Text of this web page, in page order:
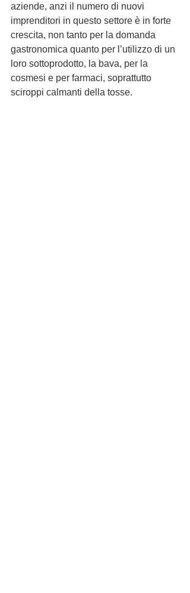
aziende, anzi il numero di nuovi
imprenditori in questo settore è in forte
crescita, non tanto per la domanda
gastronomica quanto per l’utilizzo di un
loro sottoprodotto, la bava, per la
cosmesi e per farmaci, soprattutto
sciroppi calmanti della tosse.